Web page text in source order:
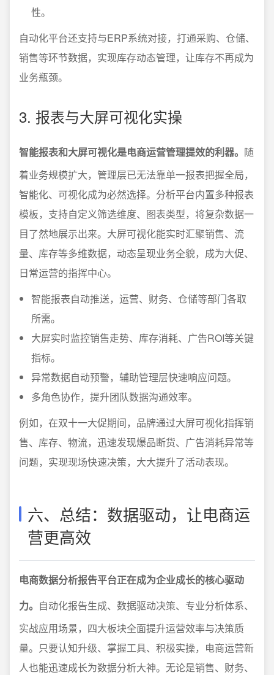
性。
自动化平台还支持与ERP系统对接，打通采购、仓储、
销售等环节数据，实现库存动态管理，让库存不再成为
业务瓶颈。
3. 报表与大屏可视化实操
智能报表和大屏可视化是电商运营管理提效的利器。 随
着业务规模扩大，管理层已无法靠单一报表把握全局，
智能化、可视化成为必然选择。分析平台内置多种报表
模板，支持自定义筛选维度、图表类型，将复杂数据一
目了然地展示出来。大屏可视化能实时汇聚销售、流
量、库存等多维数据，动态呈现业务全貌，成为大促、
日常运营的指挥中心。
智能报表自动推送，运营、财务、仓储等部门各取
所需。
大屏实时监控销售走势、库存消耗、广告ROI等关键
指标。
异常数据自动预警，辅助管理层快速响应问题。
多角色协作，提升团队数据沟通效率。
例如，在双十一大促期间，品牌通过大屏可视化指挥销
售、库存、物流，迅速发现爆品断货、广告消耗异常等
问题，实现现场快速决策，大大提升了活动表现。
六、总结：数据驱动，让电商运
营更高效
电商数据分析报告平台正在成为企业成长的核心驱动
力。 自动化报告生成、数据驱动决策、专业分析体系、
实战应用场景，四大板块全面提升运营效率与决策质
量。只要认知升级、掌握工具、积极实操，电商运营新
人也能迅速成长为数据分析大神。无论是销售、财务、